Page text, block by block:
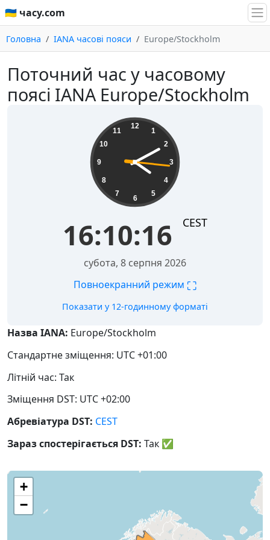
🇺🇦 часу.com
Головна IANA часові пояси Europe/Stockholm
Поточний час у часовому
поясі IANA Europe/Stockholm
12
1
2
3
4
5
6
7
8
9
10
11
16:10:16 CEST
субота, 8 серпня 2026
Повноекранний режим ⛶
Показати у 12-годинному форматі
Назва IANA: Europe/Stockholm
Стандартне зміщення: UTC +01:00
Літній час: Так
Зміщення DST: UTC +02:00
Абревіатура DST: CEST
Зараз спостерігається DST: Так ✅
+
−